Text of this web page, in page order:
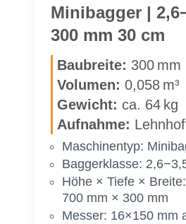
Mi­ni­bag­ger |
300 mm 30 cm
Bau­brei­te: 300 mm
Vo­lu­men: 0,058 m³
Ge­wicht: ca. 64 kg
Auf­nah­me:
Ma­schi­nen­typ:
Bag­ger­klas­se:
Höhe × Tie­fe ×
700 mm × 300 mm
Mes­ser: 16×150 mm